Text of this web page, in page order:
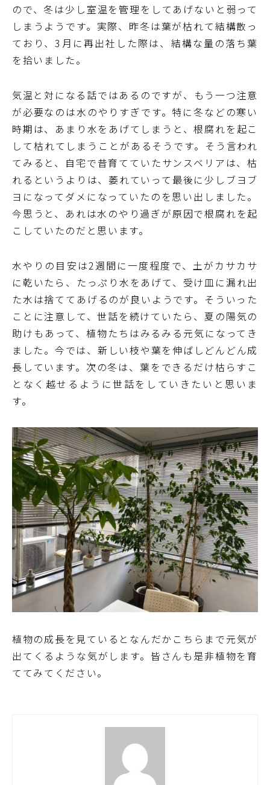
ので、冬は少し室温を管理をしてあげないと弱って
しまうようです。実際、昨冬は葉が枯れて結構散っ
ており、3月に再出社した際は、結構な量の落ち葉
を拾いました。
気温と対になる話ではあるのですが、もう一つ注意
が必要なのは水のやりすぎです。特に冬などの寒い
時期は、あまり水をあげてしまうと、根腐れを起こ
して枯れてしまうことがあるそうです。そう言われ
てみると、自宅で昔育てていたサンスベリアは、枯
れるというよりは、萎れていって最後に少しブヨブ
ヨになってダメになっていたのを思い出しました。
今思うと、あれは水のやり過ぎが原因で根腐れを起
こしていたのだと思います。
水やりの目安は2週間に一度程度で、土がカサカサ
に乾いたら、たっぷり水をあげて、受け皿に漏れ出
た水は捨ててあげるのが良いようです。そういった
ことに注意して、世話を続けていたら、夏の陽気の
助けもあって、植物たちはみるみる元気になってき
ました。今では、新しい枝や葉を伸ばしどんどん成
長しています。次の冬は、葉をできるだけ枯らすこ
となく越せるように世話をしていきたいと思いま
す。
植物の成長を見ているとなんだかこちらまで元気が
出てくるような気がします。皆さんも是非植物を育
ててみてください。